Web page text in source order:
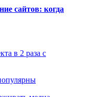
сайтов: когда
в 2 раза с